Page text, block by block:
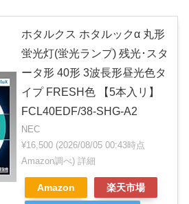
ホタルクス ホタルックα 丸形
蛍光灯(蛍光ランプ) 残光･スタ
ータ形 40形 3波長形昼光色タ
イプ FRESH色 【5本入リ】
FCL40EDF/38-SHG-A2
NEC
¥16,500 (2026/08/05 00:43時点
Amazon調べ) 詳細
Amazon 楽天市場